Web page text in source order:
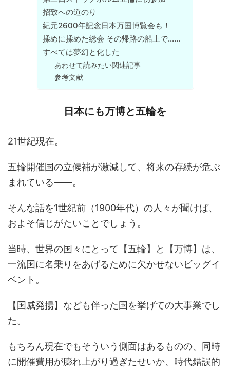
招致への道のり
紀元2600年記念日本万国博覧会も！
揉めに揉めた総会 その帰路の船上で……
すべては夢幻と化した
あわせて読みたい関連記事
参考文献
日本にも万博と五輪を
21世紀現在。
五輪開催国の立候補が激減して、将来の存続が危ぶ
まれている――。
そんな話を1世紀前（1900年代）の人々が聞けば、
およそ信じがたいことでしょう。
当時、世界の国々にとって【五輪】と【万博】は、
一流国に名乗りをあげるために欠かせないビッグイ
ベント。
【国威発揚】なども伴った国を挙げての大事業でし
た。
もちろん現在でもそういう側面はあるものの、同時
に開催費用が膨れ上がり過ぎたせいか、時代錯誤的